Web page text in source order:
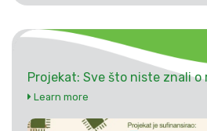
Projekat: Sve što niste znali
Learn more